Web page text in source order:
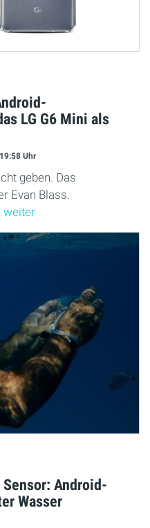
LG G6 Mini als
Uhr
geben. Das
Evan Blass.
weiter
Android-
Wasser